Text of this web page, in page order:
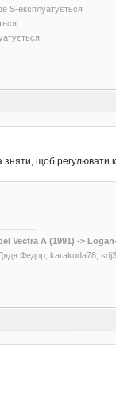
S-експлуатується
щоб регулювати
Vectra A (1991) ->
Федор, karakuda78,